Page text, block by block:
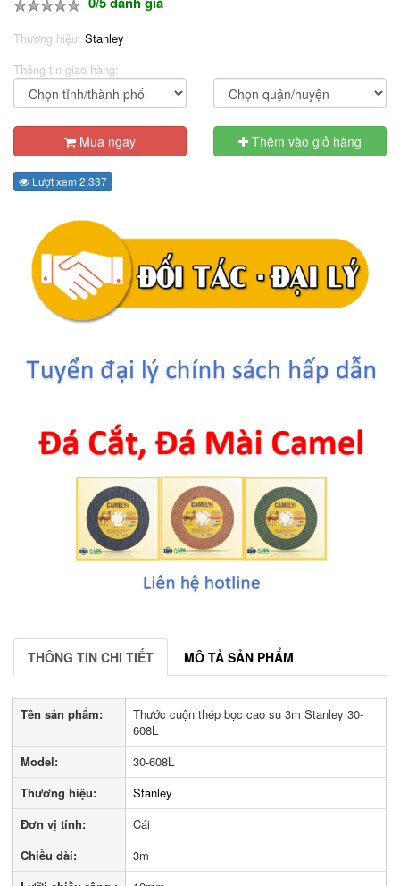
Thương hiệu: Stanley
Thông tin giao hàng:
Mua ngay Thêm vào giỏ hàng
Lượt xem 2,337
THÔNG TIN CHI TIẾT MÔ TẢ SẢN PHẨM
Tên sản phẩm:
Thước cuộn thép bọc cao su 3m Stanley 30-
608L
Model:
30-608L
Thương hiệu:
Stanley
Đơn vị tính:
Cái
Chiều dài:
3m